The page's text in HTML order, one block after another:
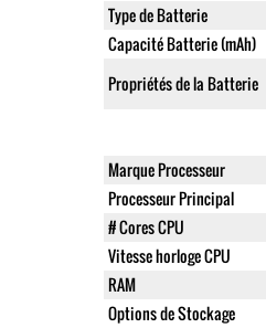
Type de Batterie
Capacité Batterie (mAh)
Propriétés de la Batterie
Marque Processeur
Processeur Principal
# Cores CPU
Vitesse horloge CPU
RAM
Options de Stockage